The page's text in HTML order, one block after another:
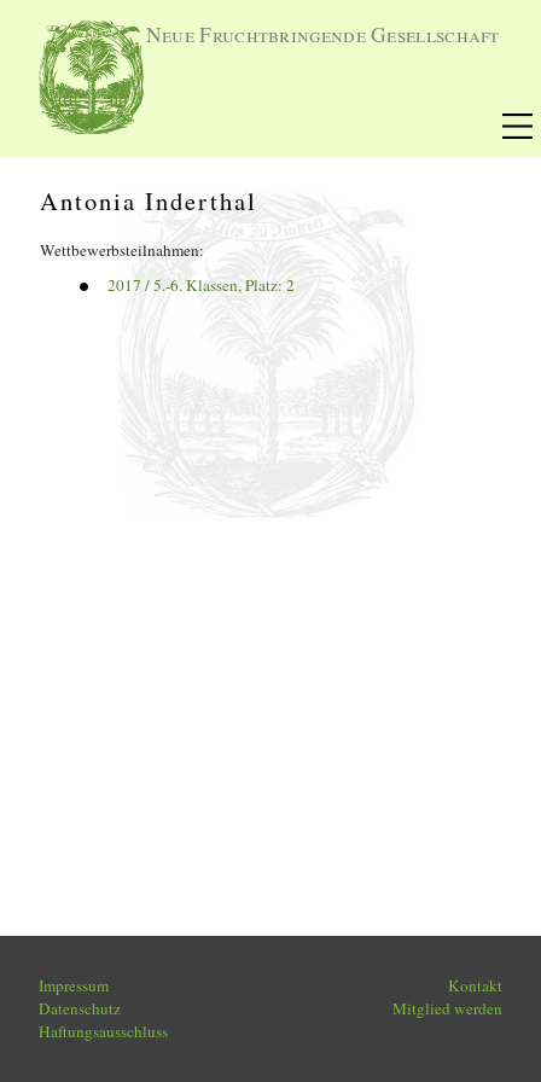
Neue Fruchtbringende Gesellschaft
Antonia Inderthal
Wettbewerbsteilnahmen:
2017 / 5.-6. Klassen, Platz: 2
Impressum
Datenschutz
Haftungsausschluss
Kontakt
Mitglied werden